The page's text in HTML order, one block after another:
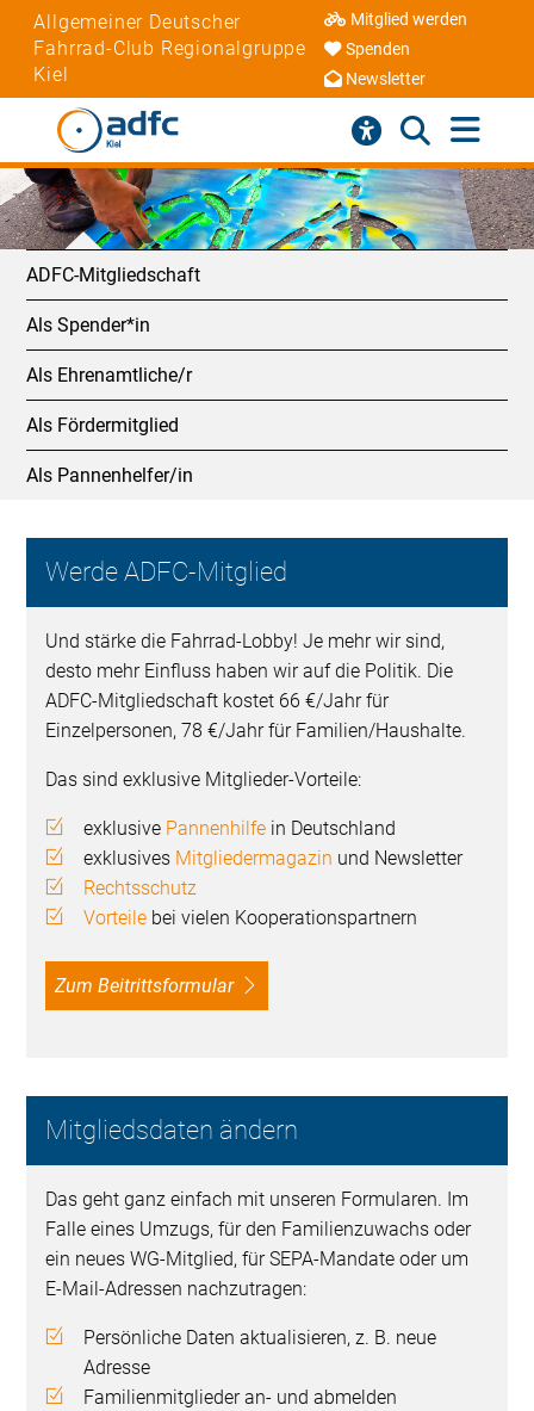
Allgemeiner Deutscher
Fahrrad-Club Regionalgruppe
Kiel
Mitglied werden
Spenden
Newsletter
ADFC-Mitgliedschaft
Als Spender*in
Als Ehrenamtliche/r
Als Fördermitglied
Als Pannenhelfer/in
Werde ADFC-Mitglied
Und stärke die Fahrrad-Lobby! Je mehr wir sind,
desto mehr Einfluss haben wir auf die Politik. Die
ADFC-Mitgliedschaft kostet 66 €/Jahr für
Einzelpersonen, 78 €/Jahr für Familien/Haushalte.
Das sind exklusive Mitglieder-Vorteile:
exklusive Pannenhilfe in Deutschland
exklusives Mitgliedermagazin und Newsletter
Rechtsschutz
Vorteile bei vielen Kooperationspartnern
Zum Beitrittsformular
Mitgliedsdaten ändern
Das geht ganz einfach mit unseren Formularen. Im
Falle eines Umzugs, für den Familienzuwachs oder
ein neues WG-Mitglied, für SEPA-Mandate oder um
E-Mail-Adressen nachzutragen:
Persönliche Daten aktualisieren, z. B. neue
Adresse
Familienmitglieder an- und abmelden